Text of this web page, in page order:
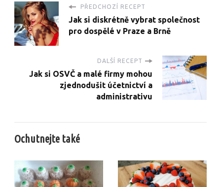
PŘEDCHOZÍ RECEPT
Jak si diskrétně vybrat společnost
pro dospělé v Praze a Brně
DALŠÍ RECEPT
Jak si OSVČ a malé firmy mohou
zjednodušit účetnictví a
administrativu
Ochutnejte také